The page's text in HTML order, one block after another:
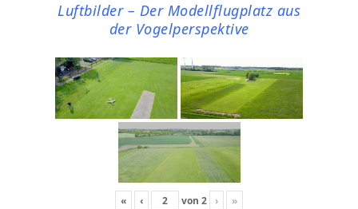
Luftbilder – Der Modellflugplatz aus
der Vogelperspektive
« ‹ von 2 › »